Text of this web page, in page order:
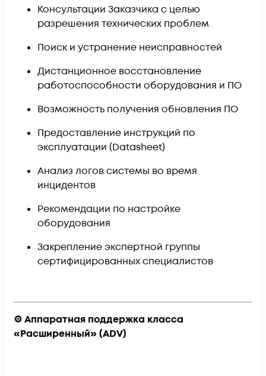
Консультации Заказчика с целью
разрешения технических проблем
Поиск и устранение неисправностей
Дистанционное восстановление
работоспособности оборудования и ПО
Возможность получения обновления ПО
Предоставление инструкций по
эксплуатации (Datasheet)
Анализ логов системы во время
инцидентов
Рекомендации по настройке
оборудования
Закрепление экспертной группы
сертифицированных специалистов
⚙️ Аппаратная поддержка класса
«Расширенный» (ADV)